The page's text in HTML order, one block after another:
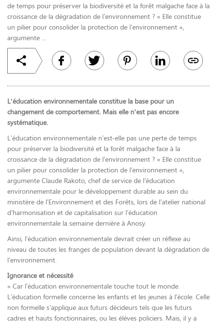
de temps pour préserver la biodiversité et la forêt malgache face à la
croissance de la dégradation de l’environnement ? « Elle constitue
un pilier pour consolider la protection de l’environnement »,
argumente ...
L’éducation environnementale constitue la base pour un
changement de comportement. Mais elle n’est pas encore
systématique.
L’éducation environnementale n’est-elle pas une perte de temps
pour préserver la biodiversité et la forêt malgache face à la
croissance de la dégradation de l’environnement ? « Elle constitue
un pilier pour consolider la protection de l’environnement »,
argumente Claude Rakoto, chef de service de l’éducation
environnementale pour le développement durable au sein du
ministère de l’Environnement et des Forêts, lors de l’atelier national
d’harmonisation et de capitalisation sur l’éducation
environnementale la semaine dernière à Anosy.
Ainsi, l’éducation environnementale devrait créer un réflexe au
niveau de toutes les franges de population devant la dégradation de
l’environnement.
Ignorance et nécessité
« Car l’éducation environnementale touche tout le monde.
L’éducation formelle concerne les enfants et les jeunes à l’école. Celle
non formelle s’applique aux futurs décideurs tels que les futurs
cadres et hauts fonctionnaires, ou les élèves policiers. Mais, il y a